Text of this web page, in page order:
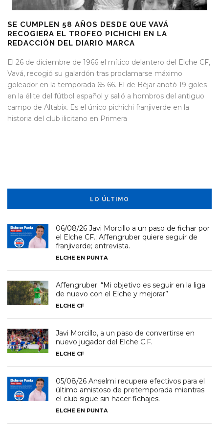
SE CUMPLEN 58 AÑOS DESDE QUE VAVÁ
RECOGIERA EL TROFEO PICHICHI EN LA
REDACCIÓN DEL DIARIO MARCA
El 26 de diciembre de 1966 el mítico delantero del Elche CF,
Vavá, recogió su galardón tras proclamarse máximo
goleador en la temporada 65-66. El de Béjar anotó 19 goles
en la élite del fútbol español y salió a hombros del antiguo
campo de Altabix. Es el único pichichi franjiverde en la
historia del club ilicitano en Primera
LO ÚLTIMO
06/08/26 Javi Morcillo a un paso de fichar por
el Elche CF.; Affengruber quiere seguir de
franjiverde; entrevista.
ELCHE EN PUNTA
Affengruber: “Mi objetivo es seguir en la liga
de nuevo con el Elche y mejorar”
ELCHE CF
Javi Morcillo, a un paso de convertirse en
nuevo jugador del Elche C.F.
ELCHE CF
05/08/26 Anselmi recupera efectivos para el
último amistoso de pretemporada mientras
el club sigue sin hacer fichajes.
ELCHE EN PUNTA